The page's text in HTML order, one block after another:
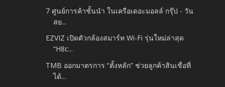
7 ศูนย์การค้าชั้นนำ ในเครือเดอะมอลล์ กรุ๊ป - วัน
สย...
EZVIZ เปิดตัวกล้องสมาร์ท Wi-Fi รุ่นใหม่ล่าสุด
“H8c...
TMB ออกมาตรการ “ตั้งหลัก” ช่วยลูกค้าสินเชื่อที่
ได้...